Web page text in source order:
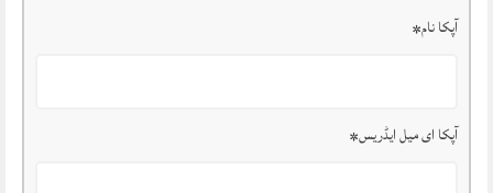
آپکا نام*
آپکا ای میل ایڈریس*